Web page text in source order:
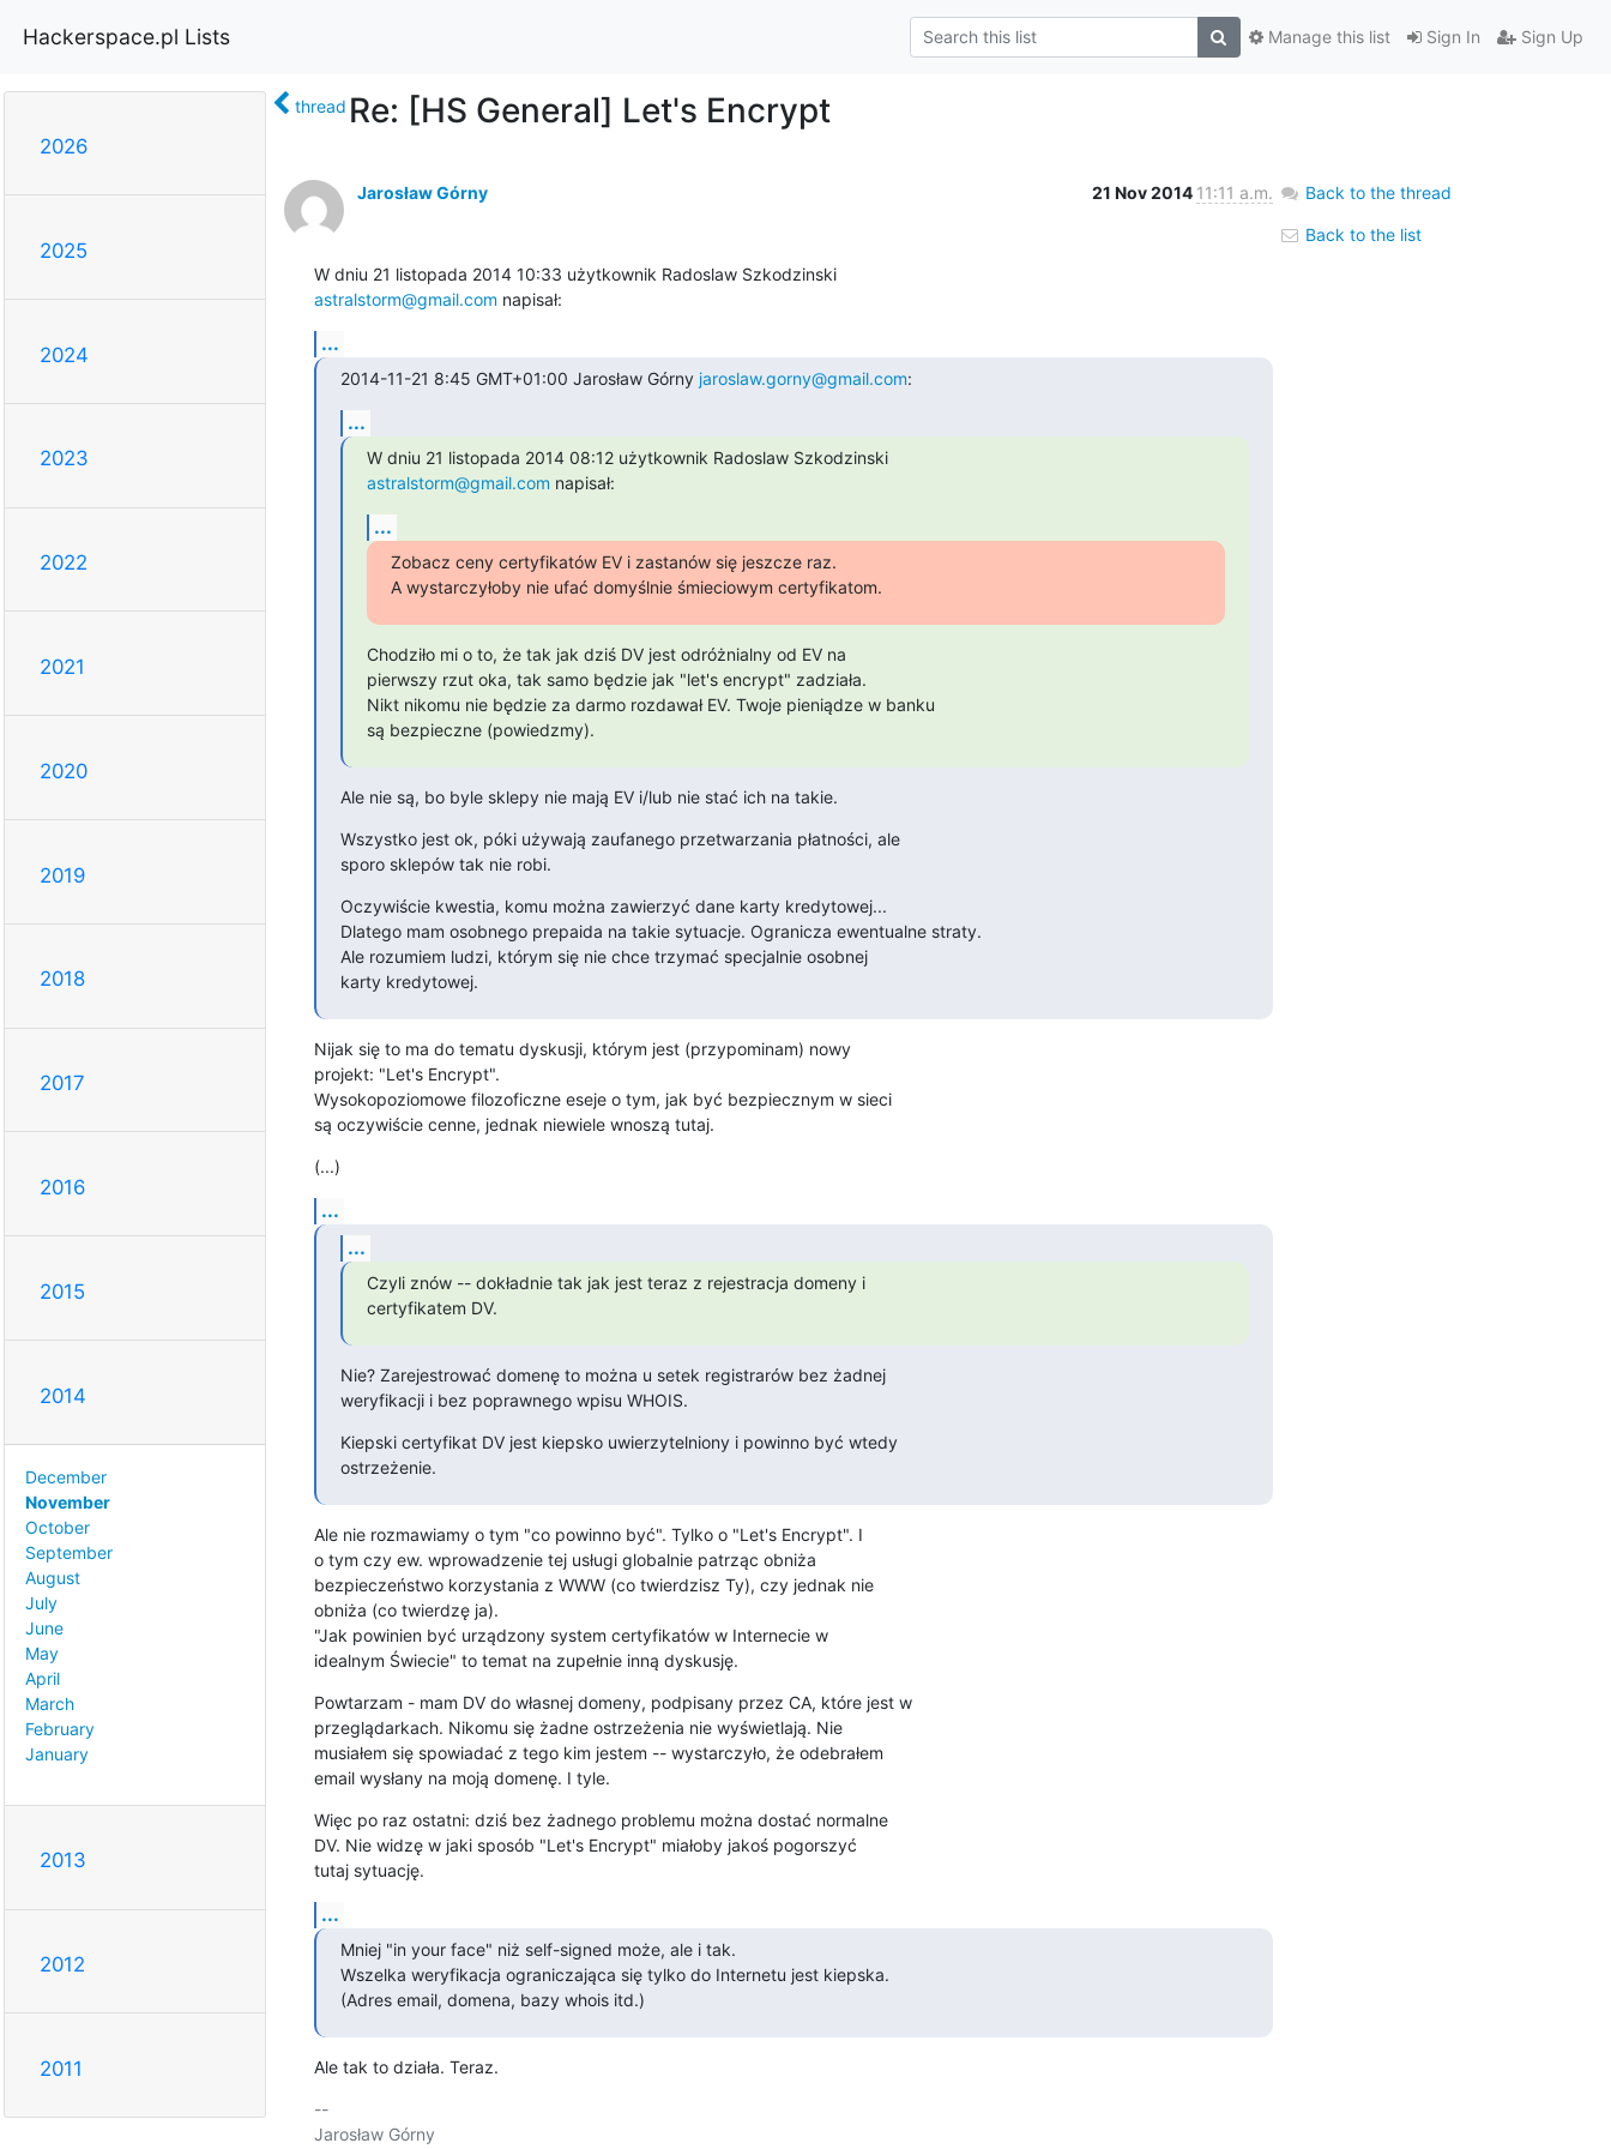
Hackerspace.pl Lists Sign In Sign Up
Manage this list
2026
2025
2024
2023
2022
2021
2020
2019
2018
2017
2016
2015
2014
December
November
October
September
August
July
June
May
April
March
February
January
2013
2012
2011
thread Re: [HS General] Let's Encrypt
Jarosław Górny 21 Nov 2014 11:11 a.m.
W dniu 21 listopada 2014 10:33 użytkownik Radoslaw Szkodzinski
astralstorm@gmail.com napisał:
...
2014-11-21 8:45 GMT+01:00 Jarosław Górny jaroslaw.gorny@gmail.com:
...
W dniu 21 listopada 2014 08:12 użytkownik Radoslaw Szkodzinski
astralstorm@gmail.com napisał:
...
Zobacz ceny certyfikatów EV i zastanów się jeszcze raz.
A wystarczyłoby nie ufać domyślnie śmieciowym certyfikatom.
Chodziło mi o to, że tak jak dziś DV jest odróżnialny od EV na
pierwszy rzut oka, tak samo będzie jak "let's encrypt" zadziała.
Nikt nikomu nie będzie za darmo rozdawał EV. Twoje pieniądze w banku
są bezpieczne (powiedzmy).
Ale nie są, bo byle sklepy nie mają EV i/lub nie stać ich na takie.
Wszystko jest ok, póki używają zaufanego przetwarzania płatności, ale
sporo sklepów tak nie robi.
Oczywiście kwestia, komu można zawierzyć dane karty kredytowej...
Dlatego mam osobnego prepaida na takie sytuacje. Ogranicza ewentualne straty.
Ale rozumiem ludzi, którym się nie chce trzymać specjalnie osobnej
karty kredytowej.
Nijak się to ma do tematu dyskusji, którym jest (przypominam) nowy
projekt: "Let's Encrypt".
Wysokopoziomowe filozoficzne eseje o tym, jak być bezpiecznym w sieci
są oczywiście cenne, jednak niewiele wnoszą tutaj.
(...)
...
...
Czyli znów -- dokładnie tak jak jest teraz z rejestracja domeny i
certyfikatem DV.
Nie? Zarejestrować domenę to można u setek registrarów bez żadnej
weryfikacji i bez poprawnego wpisu WHOIS.
Kiepski certyfikat DV jest kiepsko uwierzytelniony i powinno być wtedy
ostrzeżenie.
Ale nie rozmawiamy o tym "co powinno być". Tylko o "Let's Encrypt". I
o tym czy ew. wprowadzenie tej usługi globalnie patrząc obniża
bezpieczeństwo korzystania z WWW (co twierdzisz Ty), czy jednak nie
obniża (co twierdzę ja).
"Jak powinien być urządzony system certyfikatów w Internecie w
idealnym Świecie" to temat na zupełnie inną dyskusję.
Powtarzam - mam DV do własnej domeny, podpisany przez CA, które jest w
przeglądarkach. Nikomu się żadne ostrzeżenia nie wyświetlają. Nie
musiałem się spowiadać z tego kim jestem -- wystarczyło, że odebrałem
email wysłany na moją domenę. I tyle.
Więc po raz ostatni: dziś bez żadnego problemu można dostać normalne
DV. Nie widzę w jaki sposób "Let's Encrypt" miałoby jakoś pogorszyć
tutaj sytuację.
...
Mniej "in your face" niż self-signed może, ale i tak.
Wszelka weryfikacja ograniczająca się tylko do Internetu jest kiepska.
(Adres email, domena, bazy whois itd.)
Ale tak to działa. Teraz.
--
Jarosław Górny
Back to the thread
Back to the list